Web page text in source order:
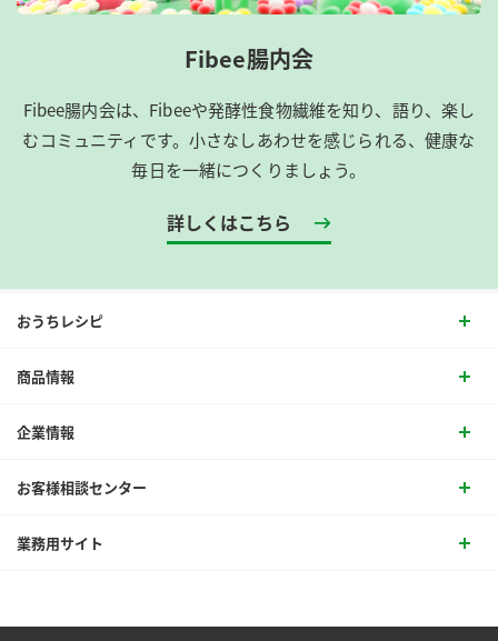
Fibee腸内会
Fibee腸内会は、​Fibeeや発酵性食物繊維を知り、語り、楽し
むコミュニティです。​小さなしあわせを感じられる、健康な
毎日を一緒につくりましょう。
詳しくはこちら
おうちレシピ
商品情報
企業情報
お客様相談センター
業務用サイト